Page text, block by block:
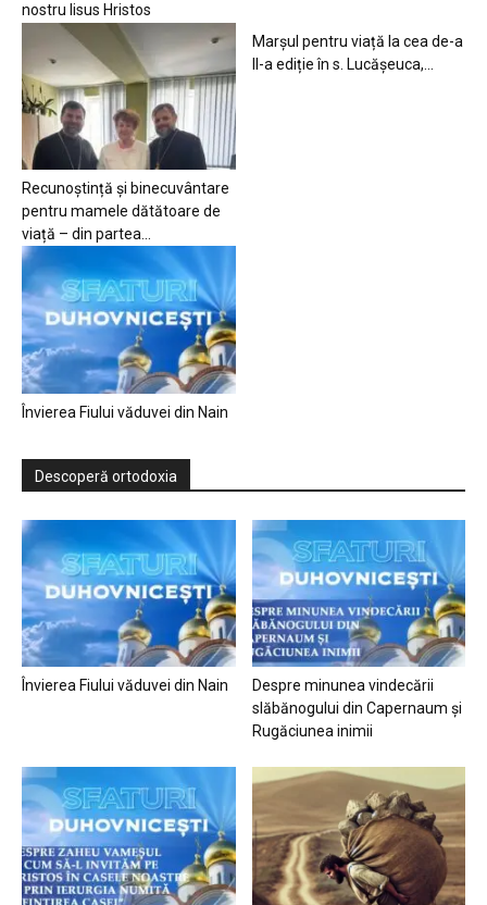
nostru Iisus Hristos
Recunoștință și binecuvântare
pentru mamele dătătoare de
viață – din partea...
Marșul pentru viață la cea de-a
II-a ediție în s. Lucășeuca,...
Învierea Fiului văduvei din Nain
Descoperă ortodoxia
Învierea Fiului văduvei din Nain
Despre minunea vindecării
slăbănogului din Capernaum și
Rugăciunea inimii